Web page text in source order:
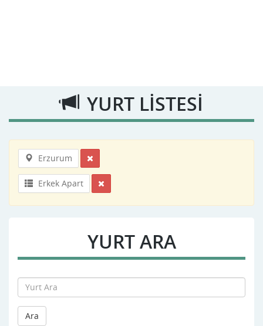
YURT LİSTESİ
Erzurum
Erkek Apart
YURT ARA
Ara